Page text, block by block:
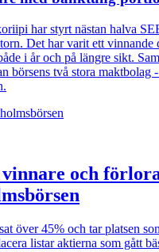
har styrt nästan halva
Det har varit ett vinnande
i år och på längre sikt.
börsens två stora maktbolag
vinnare och
över 45% och tar platsen
listar aktierna som gått